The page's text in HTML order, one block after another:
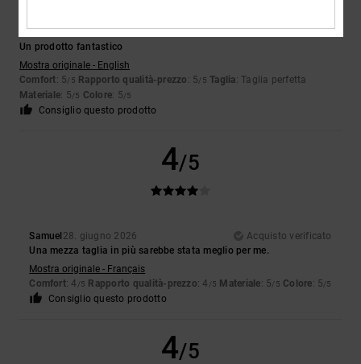
Keith30. giugno 2026
Acquisto verificato
Un prodotto fantastico
Mostra originale - English
Comfort: 5/5 Rapporto qualità-prezzo : 5/5 Taglia: Taglia perfetta
Materiale: 5/5 Colore: 5/5
Consiglio questo prodotto
4/5
Samuel 28. giugno 2026
Acquisto verificato
Una mezza taglia in più sarebbe stata meglio per me.
Mostra originale - Français
Comfort: 4 /5 Rapporto qualità-prezzo: 4 /5 Materiale: 5/5 Colore: 5/5
Consiglio questo prodotto
4/5